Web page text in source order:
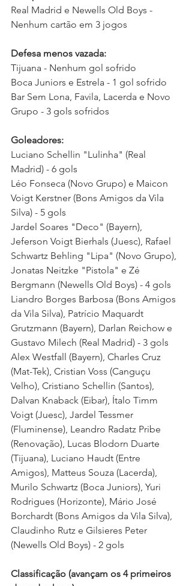
Real Madrid e Newells Old Boys -
Nenhum cartão em 3 jogos
Defesa menos vazada:
Tijuana - Nenhum gol sofrido
Boca Juniors e Estrela - 1 gol sofrido
Bar Sem Lona, Favila, Lacerda e Novo
Grupo - 3 gols sofridos
Goleadores:
Luciano Schellin "Lulinha" (Real
Madrid) - 6 gols
Léo Fonseca (Novo Grupo) e Maicon
Voigt Kerstner (Bons Amigos da Vila
Silva) - 5 gols
Jardel Soares "Deco" (Bayern),
Jeferson Voigt Bierhals (Juesc), Rafael
Schwartz Behling "Lipa" (Novo Grupo),
Jonatas Neitzke "Pistola" e Zé
Bergmann (Newells Old Boys) - 4 gols
Liandro Borges Barbosa (Bons Amigos
da Vila Silva), Patrício Maquardt
Grutzmann (Bayern), Darlan Reichow e
Gustavo Milech (Real Madrid) - 3 gols
Alex Westfall (Bayern), Charles Cruz
(Mat-Tek), Cristian Voss (Canguçu
Velho), Cristiano Schellin (Santos),
Dalvan Knaback (Eibar), Ítalo Timm
Voigt (Juesc), Jardel Tessmer
(Fluminense), Leandro Radatz Pribe
(Renovação), Lucas Blodorn Duarte
(Tijuana), Luciano Haudt (Entre
Amigos), Matteus Souza (Lacerda),
Murilo Schwartz (Boca Juniors), Yuri
Rodrigues (Horizonte), Mário José
Borchardt (Bons Amigos da Vila Silva),
Claudinho Rutz e Gilsieres Peter
(Newells Old Boys) - 2 gols
Classificação (avançam os 4 primeiros